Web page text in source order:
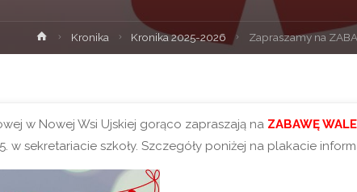
Strona
główna
Kronika Kronika 2025-2026 Zapraszamy na
w Nowej Wsi Ujskiej gorąco zapraszają na ZABAWĘ
w sekretariacie szkoły. Szczegóły poniżej na plakacie